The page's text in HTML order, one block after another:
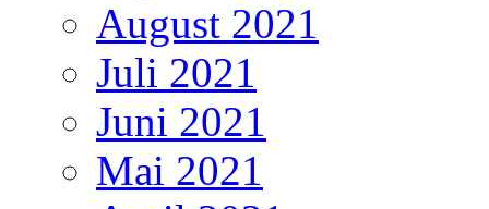
August 2021
Juli 2021
Juni 2021
Mai 2021